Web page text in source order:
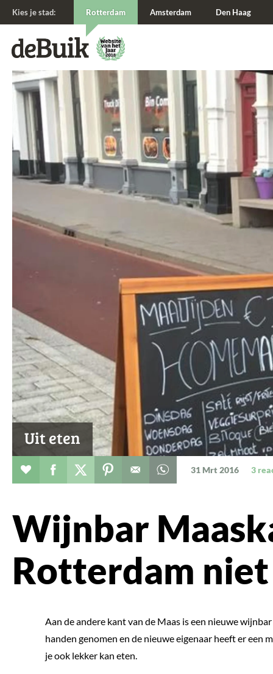
Uit eten
Verhaal toevoegen aan favorieten
Deel dit op facebook
Deel dit op twitter
Deel dit op pinterestWhatsapp dit bericht
31 Mrt 2016 3
Wijnbar
Rotterdam niet
Aan de andere kant van de Maas is een nieuwe
handen genomen en de nieuwe eigenaar heeft er een
je ook lekker kan eten.
Kies je stad: Rotterdam Amsterdam Den Haag
De Buik van {city: city}
De Buik